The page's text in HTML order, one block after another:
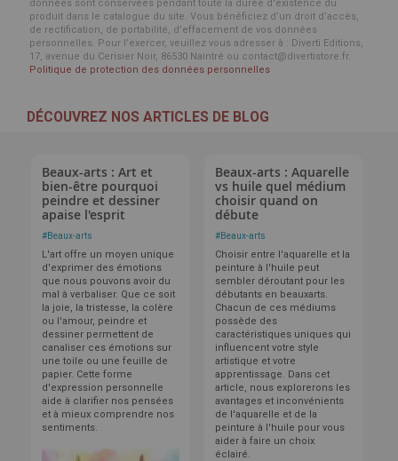
données sont conservées pendant toute la durée d'existence du
produit dans le catalogue du site. Vous bénéficiez d’un droit d’accès,
de rectification, de portabilité, d’effacement de vos données
personnelles. Pour l’exercer, veuillez vous adresser à : Diverti Editions,
17, avenue du Cerisier Noir, 86530 Naintré ou contact@divertistore.fr.
Politique de protection des données personnelles
DÉCOUVREZ NOS ARTICLES DE BLOG
Beaux-arts : Art et
bien-être pourquoi
peindre et dessiner
apaise l'esprit
#Beaux-arts
L'art offre un moyen unique
d'exprimer des émotions
que nous pouvons avoir du
mal à verbaliser. Que ce soit
la joie, la tristesse, la colère
ou l'amour, peindre et
dessiner permettent de
canaliser ces émotions sur
une toile ou une feuille de
papier. Cette forme
d'expression personnelle
aide à clarifier nos pensées
et à mieux comprendre nos
sentiments.
Beaux-arts : Aquarelle
vs huile quel médium
choisir quand on
débute
#Beaux-arts
Choisir entre l'aquarelle et la
peinture à l'huile peut
sembler déroutant pour les
débutants en beauxarts.
Chacun de ces médiums
possède des
caractéristiques uniques qui
influencent votre style
artistique et votre
apprentissage. Dans cet
article, nous explorerons les
avantages et inconvénients
de l'aquarelle et de la
peinture à l'huile pour vous
aider à faire un choix
éclairé.